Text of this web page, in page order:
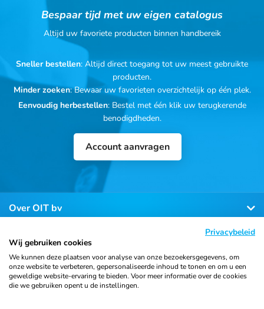
Bespaar tijd met uw eigen catalogus
Altijd uw favoriete producten binnen handbereik
Sneller bestellen: Altijd direct toegang tot uw meest gebruikte
producten.
Minder zoeken: Bewaar uw favorieten overzichtelijk op één plek.
Eenvoudig herbestellen: Bestel met één klik uw terugkerende
benodigdheden.
Account aanvragen
Over OIT bv
Klantenservice
Contact
Privacybeleid
Wij gebruiken cookies
We kunnen deze plaatsen voor analyse van onze bezoekersgegevens, om
onze website te verbeteren, gepersonaliseerde inhoud te tonen en om u een
geweldige website-ervaring te bieden. Voor meer informatie over de cookies
die we gebruiken opent u de instellingen.